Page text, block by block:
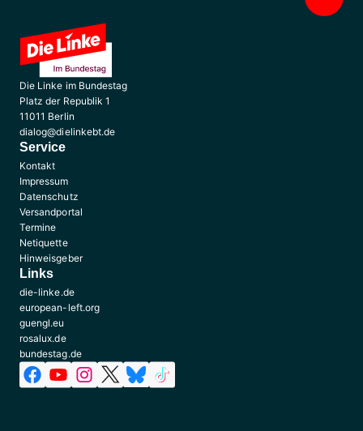
Die Linke im Bundestag
Platz der Republik 1
11011 Berlin
dialog@dielinkebt.de
Service
Kontakt
Impressum
Datenschutz
Versandportal
Termine
Netiquette
Hinweisgeber
Links
die-linke.de
european-left.org
guengl.eu
rosalux.de
bundestag.de